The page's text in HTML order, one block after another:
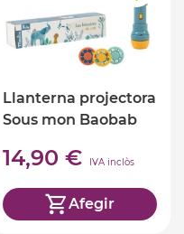
Llanterna projectora
Sous mon Baobab
14,90 € IVA inclòs
Afegir